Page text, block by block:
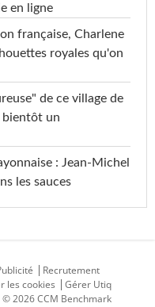
en ligne
française, Charlene
royales qu'on
de ce village de
bientôt un
: Jean-Michel
les sauces
Recrutement
les cookies
Gérer Utiq
© 2026 CCM Benchmark